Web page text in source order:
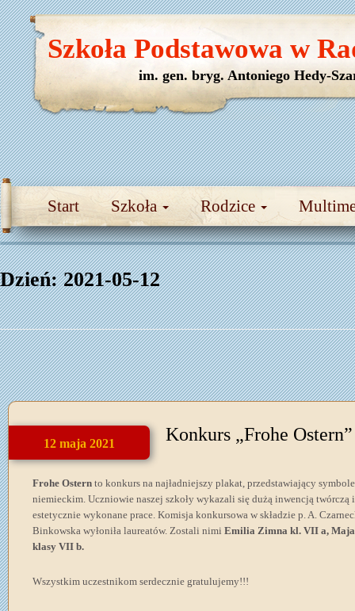
Start Szkoła Rodzice
Szkoła Podstawowa w
im. gen. bryg. Antoniego Hedy-
Dzień:2021-05-12
12 maja 2021 Konkurs „Frohe Ostern”
Frohe Ostern to konkurs na najładniejszy plakat, przedstawiający
niemieckim. Uczniowie naszej szkoły wykazali się dużą inwencją twórczą
estetycznie wykonane prace. Komisja konkursowa w składzie p. A.
Binkowska wyłoniła laureatów. Zostali nimi Emilia Zimna kl. VII a,
klasy VII b.
Wszystkim uczestnikom serdecznie gratulujemy!!!